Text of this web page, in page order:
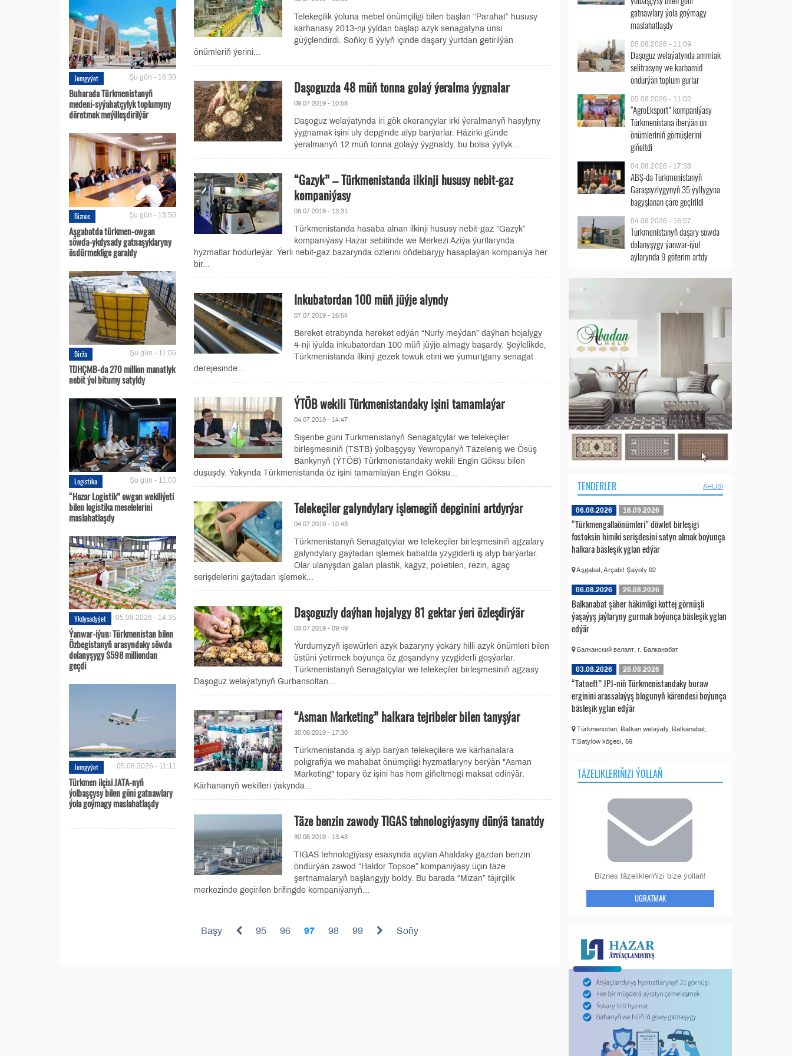
Jemgyýet Şu gün - 16:30
Buharada Türkmenistanyň
medeni-syýahatçylyk toplumyny
döretmek meýilleşdirilýär
Biznes Şu gün - 13:50
Aşgabatda türkmen-owgan
söwda-ykdysady gatnaşyklaryny
ösdürmeklige garaldy
Birža Şu gün - 11:06
TDHÇMB-da 270 million manatlyk
nebit ýol bitumy satyldy
Logistika Şu gün - 11:03
“Hazar Logistik” owgan wekiliýeti
bilen logistika meselelerini
maslahatlaşdy
Ykdysadyýet 05.08.2026 - 14:35
Ýanwar-iýun: Türkmenistan bilen
Özbegistanyň arasyndaky söwda
dolanyşygy $598 milliondan
geçdi
Jemgyýet 05.08.2026 - 11:11
Türkmen ilçisi JATA-nyň
ýolbaşçysy bilen göni gatnawlary
ýola goýmagy maslahatlaşdy
Telekeçilik ýoluna mebel önümçiligi bilen başlan “Parahat” hususy
kärhanasy 2013-nji ýyldan başlap azyk senagatyna ünsi
güýçlendirdi. Soňky 6 ýylyň içinde daşary ýurtdan getirilýän
önümleriň ýerini...
Daşoguzda 48 müň tonna golaý ýeralma ýygnalar
09.07.2019 - 10:58
Daşoguz welaýatynda iri gök ekerançylar irki ýeralmanyň hasylyny
ýygnamak işini uly depginde alyp barýarlar. Häzirki günde
ýeralmanyň 12 müň tonna golaýy ýygnaldy, bu bolsa ýyllyk...
“Gazyk” – Türkmenistanda ilkinji hususy nebit-gaz
kompaniýasy
08.07.2019 - 13:31
Türkmenistanda hasaba alnan ilkinji hususy nebit-gaz “Gazyk”
kompaniýasy Hazar sebitinde we Merkezi Aziýa ýurtlarynda
hyzmatlar hödürleýär. Ýerli nebit-gaz bazarynda özlerini öňdebaryjy hasaplaýan kompaniýa her
bir...
Inkubatordan 100 müň jüýje alyndy
07.07.2019 - 16:54
Bereket etrabynda hereket edýän “Nurly meýdan” daýhan hojalygy
4-nji iýulda inkubatordan 100 müň jüýje almagy başardy. Şeýlelikde,
Türkmenistanda ilkinji gezek towuk etini we ýumurtgany senagat
derejesinde...
ÝTÖB wekili Türkmenistandaky işini tamamlaýar
04.07.2019 - 14:47
Sişenbe güni Türkmenistanyň Senagatçylar we telekeçiler
birleşmesiniň (TSTB) ýolbaşçysy Ýewropanyň Täzeleniş we Ösüş
Bankynyň (ÝTÖB) Türkmenistandaky wekili Engin Göksu bilen
duşuşdy. Ýakynda Türkmenistanda öz işini tamamlaýan Engin Göksu...
Telekeçiler galyndylary işlemegiň depginini artdyrýar
04.07.2019 - 10:43
Türkmenistanyň Senagatçylar we telekeçiler birleşmesiniň agzalary
galyndylary gaýtadan işlemek babatda yzygiderli iş alyp barýarlar.
Olar ulanyşdan galan plastik, kagyz, polietilen, rezin, agaç
serişdelerini gaýtadan işlemek...
Daşoguzly daýhan hojalygy 81 gektar ýeri özleşdirýär
03.07.2019 - 09:49
Ýurdumyzyň işewürleri azyk bazaryny ýokary hilli azyk önümleri bilen
üstüni ýetirmek boýunça öz goşandyny yzygiderli goşýarlar.
Türkmenistanyň Senagatçylar we telekeçiler birleşmesiniň agzasy
Daşoguz welaýatynyň Gurbansoltan...
“Asman Marketing” halkara tejribeler bilen tanyşýar
30.06.2019 - 17:30
Türkmenistanda iş alyp barýan telekeçilere we kärhanalara
poligrafiýa we mahabat önümçiligi hyzmatlaryny berýän "Asman
Marketing" topary öz işini has hem giňeltmegi maksat edinýär.
Kärhananyň wekilleri ýakynda...
Täze benzin zawody TIGAS tehnologiýasyny dünýä tanatdy
30.06.2019 - 13:43
TIGAS tehnologiýasy esasynda açylan Ahaldaky gazdan benzin
öndürýän zawod “Haldor Topsoe” kompaniýasy üçin täze
şertnamalaryň başlangyjy boldy. Bu barada “Mizan” täjirçilik
merkezinde geçirilen brifingde kompaniýanyň...
Başy 95 96 97 98 99 Soňy
gatnawlary ýola goýmagy
maslahatlaşdy
05.08.2026 - 11:09
Daşoguz welaýatynda ammiak
selitrasyny we karbamid
öndürýän toplum gurlar
05.08.2026 - 11:02
“AgroEksport” kompaniýasy
Türkmenistana iberýän un
önümleriniň görnüşlerini
giňeltdi
04.08.2026 - 17:38
ABŞ-da Türkmenistanyň
Garaşsyzlygynyň 35 ýyllygyna
bagyşlanan çäre geçirildi
04.08.2026 - 16:57
Türkmenistanyň daşary söwda
dolanyşygy ýanwar-iýul
aýlarynda 9 göterim artdy
TENDERLER ÄHLISI
06.08.2026 16.09.2026
“Türkmengallaönümleri” döwlet birleşigi
fostoksin himiki serişdesini satyn almak boýunça
halkara bäsleşik yglan edýär
Aşgabat, Arçabil Şaýoly 92
06.08.2026 26.08.2026
Balkanabat şäher häkimligi kottej görnüşli
ýaşaýyş jaýlaryny gurmak boýunça bäsleşik yglan
edýär
Балканский велаят, г. Балканабат
03.08.2026 28.08.2026
“Tatneft” JPJ-niň Türkmenistandaky buraw
erginini arassalaýyş blogunyň kärendesi boýunça
bäsleşik yglan edýär
Türkmenistan, Balkan welaýaty, Balkanabat,
T.Satylow köçesi, 59
TÄZELIKLERIŇIZI ÝOLLAŇ
Biznes täzelikleriňizi bize ýollaň!
UGRATMAK